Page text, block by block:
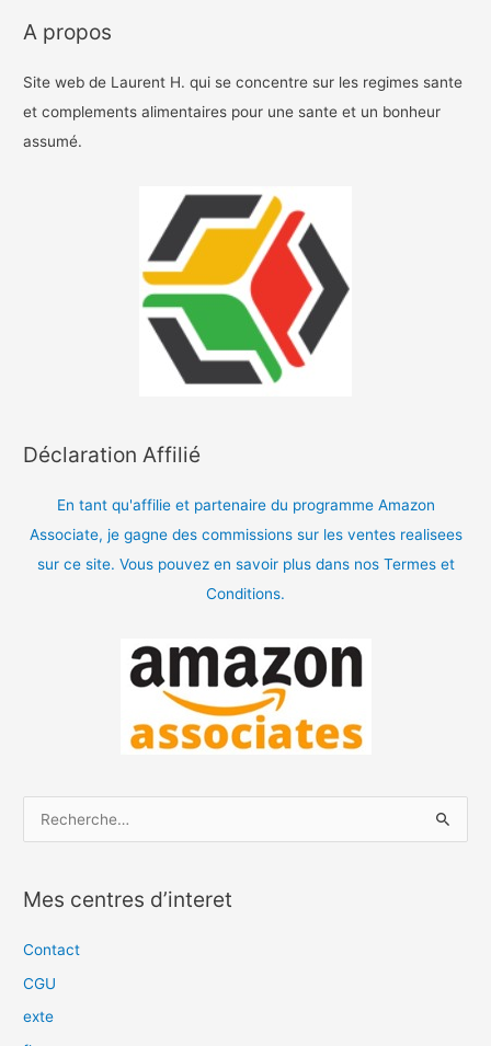
A propos
Site web de Laurent H. qui se concentre sur les regimes sante
et complements alimentaires pour une sante et un bonheur
assumé.
Déclaration Affilié
En tant qu'affilie et partenaire du programme Amazon
Associate, je gagne des commissions sur les ventes realisees
sur ce site. Vous pouvez en savoir plus dans nos Termes et
Conditions.
h
e
Mes centres d’interet
Contact
CGU
exte